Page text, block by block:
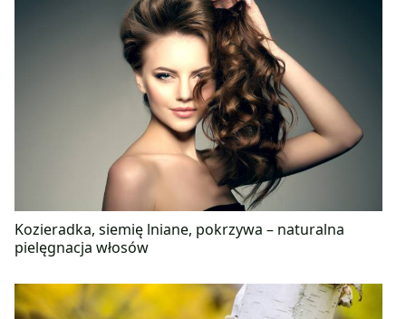
Kozieradka, siemię lniane, pokrzywa – naturalna
pielęgnacja włosów